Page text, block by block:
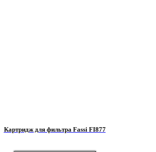
Картридж для фильтра Fassi FI877